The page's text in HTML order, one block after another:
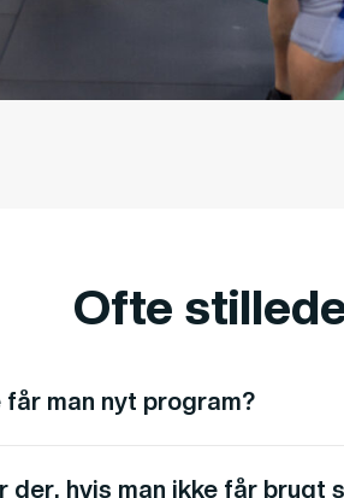
Ofte
får man nyt program?
der, hvis man ikke får